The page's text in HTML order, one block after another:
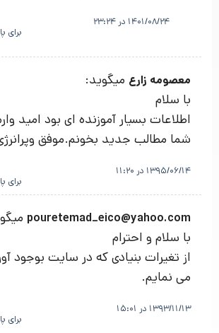
1401/08/24 در 23:24
برای
معصومه زارع میگوید:
با سلام
اطلاعات بسیار آموزنده ای بود امید
شما مطالب جدید بخونم.موفق
1395/06/14 در 11:20
برای
pouretemad_eico@yahoo.com
با سلام و احترام
از تغیرات بنیادی که در سایت بوجود
می نمایم.
1393/11/13 در 15:01
برای